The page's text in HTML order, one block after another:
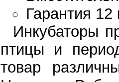
Гарантия 12
Инкубаторы
птицы и
товар